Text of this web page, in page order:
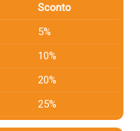
Sconto
5%
10%
20%
25%